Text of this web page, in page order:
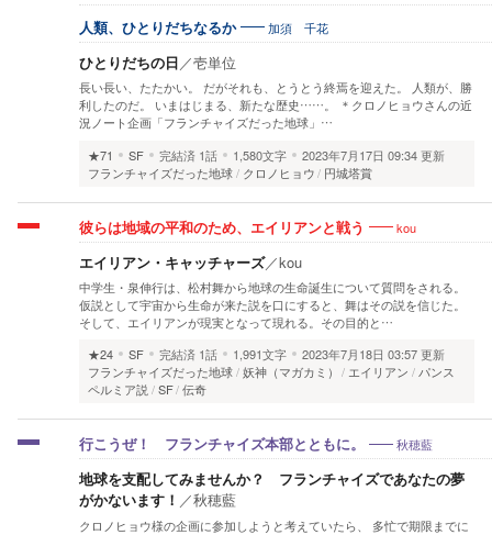
人類、ひとりだちなるか 加須 千花
ひとりだちの日 ／壱単位
長い長い、たたかい。 だがそれも、とうとう終焉を迎えた。 人類が、勝
利したのだ。 いまはじまる、新たな歴史……。 ＊クロノヒョウさんの近
況ノート企画「フランチャイズだった地球」…
★71
SF 完結済 1話 1,580文字
2023年7月17日 09:34 更新
フランチャイズだった地球
クロノヒョウ 円城塔賞
彼らは地域の平和のため、エイリアンと戦う kou
エイリアン・キャッチャーズ／kou
中学生・泉伸行は、松村舞から地球の生命誕生について質問をされる。
仮説として宇宙から生命が来た説を口にすると、舞はその説を信じた。
そして、エイリアンが現実となって現れる。その目的と…
★24
SF 完結済 1話 1,991文字
2023年7月18日 03:57 更新
フランチャイズだった地球 妖神（マガカミ） エイリアン
パンス
ペルミア説 SF 伝奇
行こうぜ！ フランチャイズ本部とともに。 秋穂藍
地球を支配してみませんか？ フランチャイズであなたの夢
がかないます！ ／秋穂藍
クロノヒョウ様の企画に参加しようと考えていたら、 多忙で期限までに